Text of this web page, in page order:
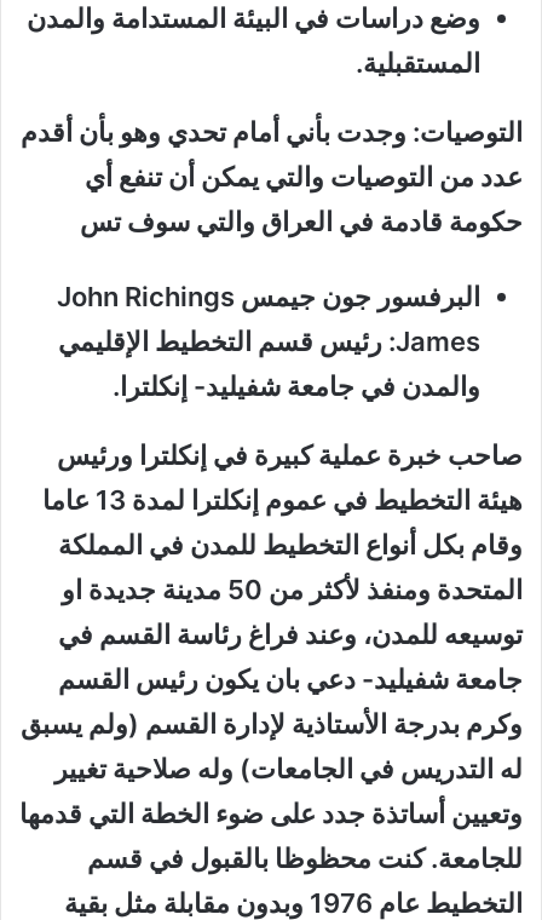
وضع دراسات في البيئة المستدامة والمدن
المستقبلية.
التوصيات: وجدت بأني أمام تحدي وهو بأن أقدم
عدد من التوصيات والتي يمكن أن تنفع أي
حكومة قادمة في العراق والتي سوف تس
البرفسور جون جيمس John Richings
James: رئيس قسم التخطيط الإقليمي
والمدن في جامعة شفيليد- إنكلترا.
صاحب خبرة عملية كبيرة في إنكلترا ورئيس
هيئة التخطيط في عموم إنكلترا لمدة 13 عاما
وقام بكل أنواع التخطيط للمدن في المملكة
المتحدة ومنفذ لأكثر من 50 مدينة جديدة او
توسيعه للمدن، وعند فراغ رئاسة القسم في
جامعة شفيليد- دعي بان يكون رئيس القسم
وكرم بدرجة الأستاذية لإدارة القسم (ولم يسبق
له التدريس في الجامعات) وله صلاحية تغيير
وتعيين أساتذة جدد على ضوء الخطة التي قدمها
للجامعة. كنت محظوظا بالقبول في قسم
التخطيط عام 1976 وبدون مقابلة مثل بقية